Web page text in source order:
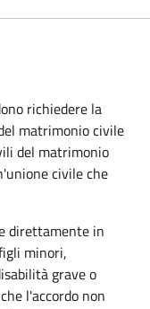
richiedere la
matrimonio civile
del matrimonio
civile che
direttamente in
minori,
grave o
l'accordo non